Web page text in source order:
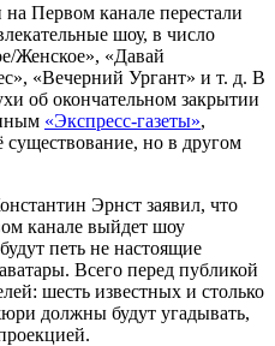
Первом канале перестали
шоу, в число
Женское», «Давай
«Вечерний Ургант» и т. д. В
об окончательном закрытии
«Экспресс-газеты»,
существование, но в другом
Эрнст заявил, что
канале выйдет шоу
петь не настоящие
Всего перед публикой
шесть известных и столько
должны будут угадывать,